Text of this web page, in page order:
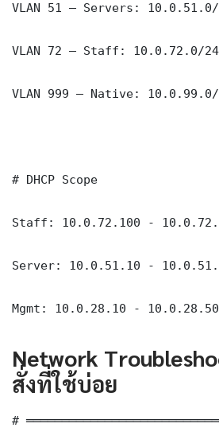
VLAN 51 — Servers:
VLAN 72 — Staff: 10.0.72.0/
VLAN 999 — Native:
# DHCP Scope
Staff: 10.0.72.100 -
Server: 10.0.51.10 -
Mgmt: 10.0.28.10 -
Network
สั่งที่ใช้บ่อย
#